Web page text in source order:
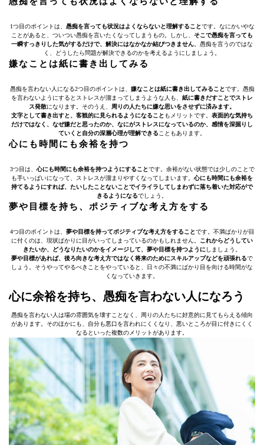
1つ目のポイントは、 愚痴を言っても状況はよくならないと理解することです。なにかいやな
ことがあると、ついつい愚痴を言いたくなってしまうもの。しかし、 そこで愚痴を言っても
一瞬すっきりした気がするだけで、解決にはなかなか結びつきません 。愚痴を言うのではな
く、どうしたら問題が解決できるのかを考えるようにしましょう。
嫌なことは紙に書き出してみる
愚痴を言わない人になる2つ目のポイントは、 嫌なことは紙に書き出してみることです。愚痴
を言わないようにするとストレスが溜まってしまうような人も、 紙に書きだすことでストレ
ス発散になります。そのうえ、
周りの人たちに嫌な思いをさせずに済みます。
文字として書き出すと、客観的に見られるようになること もメリットです。 表面的な気持ち
だけではなく、なぜ嫌だと思ったのか、なにがストレスになっているのか、感情を深掘りし
ていくと自分の深層心理が理解できる こともあります。
心にも時間にも余裕を持つ
3つ目は、 心にも時間にも余裕を持つようにすることです。余裕がない状態では少しのことで
も手いっぱいになって、ストレスが溜まりやすくなってしまいます。 心にも時間にも余裕を
持てるようにすれば、たいしたことないことでイライラしてしまわずに落ち着いた対応がで
きるようになるでしょう。
夢や目標を持ち、ポジティブな考え方をする
4つ目のポイントは、 夢や目標を持ってポジティブな考え方をすることです。不満ばかりが目
に付くのは、現状ばかりに目がいってしまっているのかもしれません。 これからどうしてい
きたいか、どうなりたいのかをイメージして、夢や目標を持つように しましょう。
夢や目標があれば、後ろ向きな考え方ではなく将来のためにスキルアップなどを頑張れるで
しょう。そうやってやるべきことをやっていると、日々の不満にばかり目を向ける時間がな
くなっていきます。
心に余裕を持ち、愚痴を言わない人になろう
愚痴を言わない人は場の雰囲気を壊すことなく、周りの人たちに好意的に見てもらえる傾向
があります。そのほかにも、自分も悪口を言われにくくなり、悪いところが目に付きにくく
なるといった複数のメリットがあります。